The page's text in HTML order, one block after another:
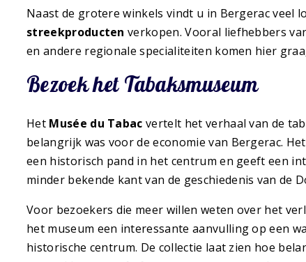
Naast de grotere winkels vindt u in Bergerac veel
streekproducten verkopen. Vooral liefhebbers
en andere regionale specialiteiten komen hier
Bezoek het Tabaksmuseum
Het Musée du Tabac vertelt het verhaal van de
belangrijk was voor de economie van Bergerac.
een historisch pand in het centrum en geeft een
minder bekende kant van de geschiedenis van de
Voor bezoekers die meer willen weten over het
het museum een interessante aanvulling op een
historische centrum. De collectie laat zien hoe